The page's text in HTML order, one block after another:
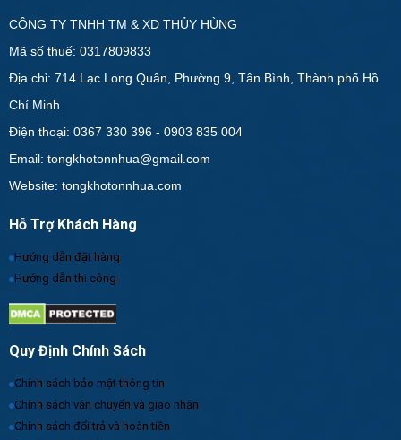
CÔNG TY TNHH TM & XD THỦY HÙNG
Mã số thuế: 0317809833
Địa chỉ: 714 Lạc Long Quân, Phường 9, Tân Bình, Thành phố Hồ
Chí Minh
Điện thoại: 0367 330 396 - 0903 835 004
Email: tongkhotonnhua@gmail.com
Website: tongkhotonnhua.com
Hỗ Trợ Khách Hàng
Hướng dẫn đặt hàng
Hướng dẫn thi công
Quy Định Chính Sách
Chính sách bảo mật thông tin
Chính sách vận chuyển và giao nhận
Chính sách đổi trả và hoàn tiền